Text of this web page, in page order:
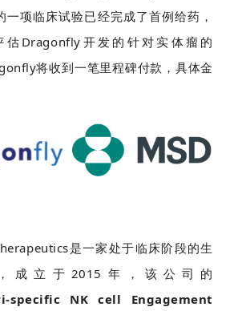
一项临床试验已经完成了首例给药，
估Dragonfly 开发的针对实体瘤的
将收到一笔里程碑付款，具体金
是一家处于临床阶段的生
成立于2015年，该公司的
specific NK cell Engagement